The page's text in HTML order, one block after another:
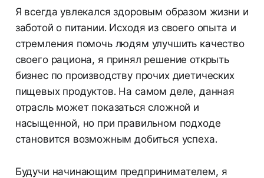
Я всегда увлекался здоровым образом жизни и
заботой о питании. Исходя из своего опыта и
стремления помочь людям улучшить качество
своего рациона, я принял решение открыть
бизнес по производству прочих диетических
пищевых продуктов. На самом деле, данная
отрасль может показаться сложной и
насыщенной, но при правильном подходе
становится возможным добиться успеха.
Будучи начинающим предпринимателем, я